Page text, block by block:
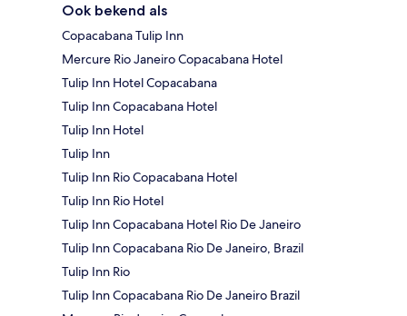
Ook bekend als
Copacabana Tulip Inn
Mercure Rio Janeiro Copacabana Hotel
Tulip Inn Hotel Copacabana
Tulip Inn Copacabana Hotel
Tulip Inn Hotel
Tulip Inn
Tulip Inn Rio Copacabana Hotel
Tulip Inn Rio Hotel
Tulip Inn Copacabana Hotel Rio De Janeiro
Tulip Inn Copacabana Rio De Janeiro, Brazil
Tulip Inn Rio
Tulip Inn Copacabana Rio De Janeiro Brazil